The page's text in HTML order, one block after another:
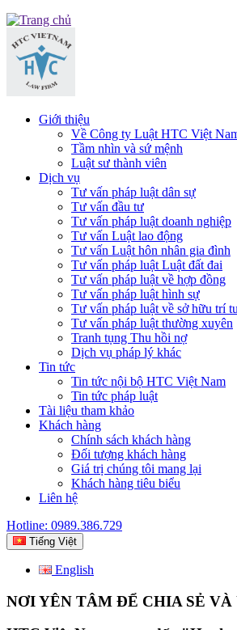
Giới thiệu
Về Công ty Luật HTC Việt
Tầm nhìn và sứ mệnh
Luật sư thành viên
Dịch vụ
Tư vấn pháp luật dân sự
Tư vấn đầu tư
Tư vấn pháp luật doanh nghiệp
Tư vấn Luật lao động
Tư vấn Luật hôn nhân gia đình
Tư vấn pháp luật Luật đất đai
Tư vấn pháp luật về hợp đồng
Tư vấn pháp luật hình sự
Tư vấn pháp luật về sở hữu trí
Tư vấn pháp luật thường xuyên
Tranh tụng Thu hồi nợ
Dịch vụ pháp lý khác
Tin tức
Tin tức nội bộ HTC Việt Nam
Tin tức pháp luật
Tài liệu tham khảo
Khách hàng
Chính sách khách hàng
Đối tượng khách hàng
Giá trị chúng tôi mang lại
Khách hàng tiêu biểu
Liên hệ
Hotline: 0989.386.729
Tiếng Việt
English
NƠI YÊN TÂM ĐỂ CHIA SẺ VÀ